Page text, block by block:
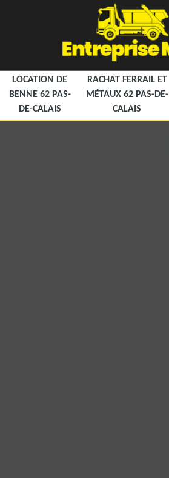
LOCATION DE
BENNE 62 PAS-
DE-CALAIS
RACHAT FERRAIL ET
MÉTAUX 62 PAS-DE-
CALAIS